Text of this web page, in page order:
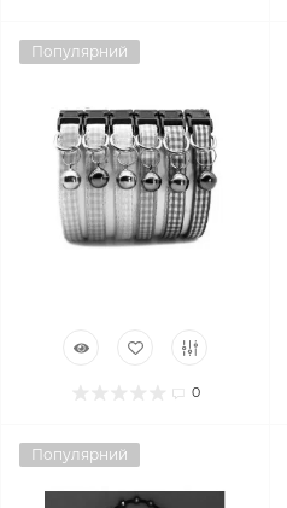
Популярний
0
Популярний